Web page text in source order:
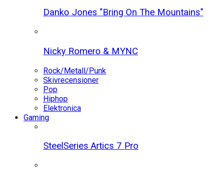
Danko Jones "Bring On The Mountains"
Nicky Romero & MYNC
Rock/Metall/Punk
Skivrecensioner
Pop
Hiphop
Elektronica
Gaming
SteelSeries Artics 7 Pro